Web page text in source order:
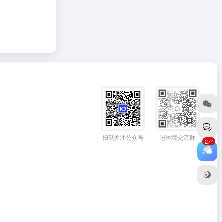
扫码关注公众号 进跨境交流群 27°